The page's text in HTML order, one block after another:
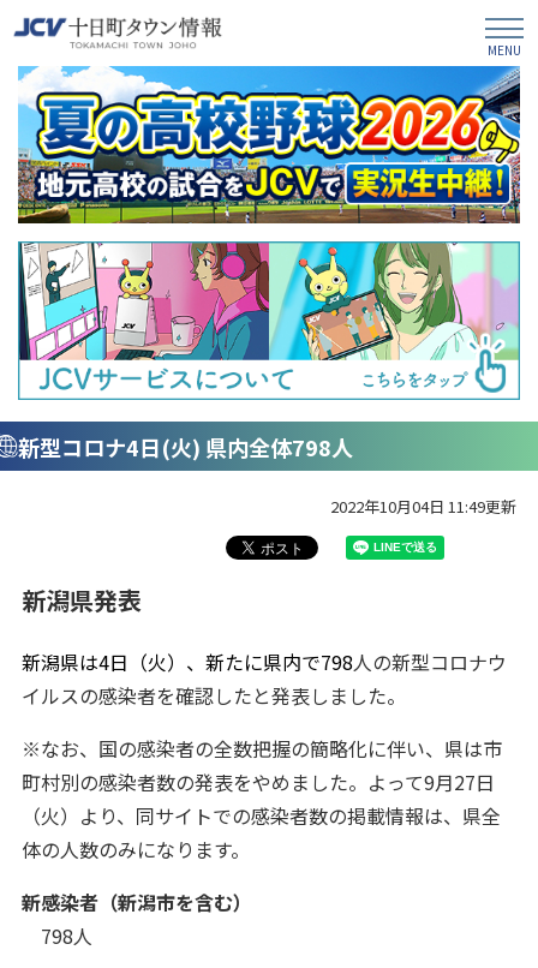
新型コロナ4日(火) 県内全体798人
2022年10月04日 11:49更新
新潟県発表
新潟県は4日 （火）、新たに県内で798人の新型コロナウ
イルスの感染者を確認したと発表しました。
※なお、国の感染者の全数把握の簡略化に伴い、県は市
町村別の感染者数の発表をやめました。よって9月27日
（火）より、同サイトでの感染者数の掲載情報は、県全
体の人数のみになります。
新感染者（新潟市を含む）
798人